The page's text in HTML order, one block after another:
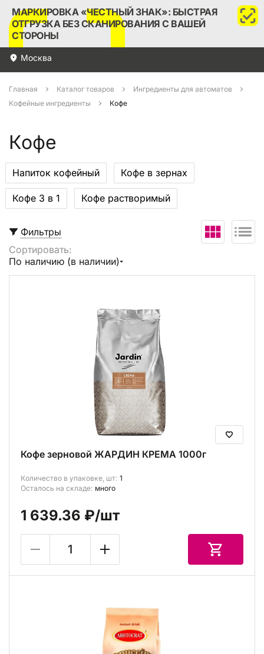
МАРКИРОВКА «ЧЕСТНЫЙ ЗНАК»: БЫСТРАЯ
ОТГРУЗКА БЕЗ СКАНИРОВАНИЯ С ВАШЕЙ
СТОРОНЫ
Москва
Главная Каталог товаров
Ингредиенты для автоматов
Кофейные ингредиенты
Кофе
Кофе
Напиток кофейный Кофе в зернах
Кофе 3 в 1 Кофе растворимый
Фильтры
Сортировать:
По наличию (в наличии)
Выбрать все
Кофе зерновой ЖАРДИН КРЕМА 1000г
Количество в упаковке, шт: 1
Осталось на складе: много
1 639.36 ₽/шт